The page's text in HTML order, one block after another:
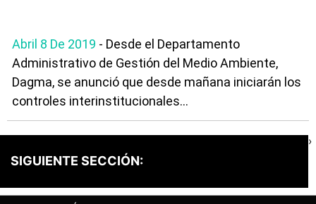
Abril 8 De 2019 - Desde el Departamento
Administrativo de Gestión del Medio Ambiente,
Dagma, se anunció que desde mañana iniciarán los
controles interinstitucionales...
SIGUIENTE SECCIÓN:
›